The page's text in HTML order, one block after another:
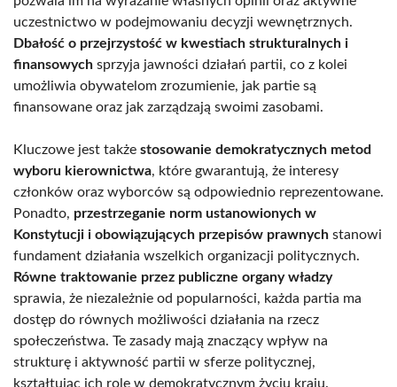
uczestnictwo w podejmowaniu decyzji wewnętrznych.
Dbałość o przejrzystość w kwestiach strukturalnych i
finansowych sprzyja jawności działań partii, co z kolei
umożliwia obywatelom zrozumienie, jak partie są
finansowane oraz jak zarządzają swoimi zasobami.
Kluczowe jest także stosowanie demokratycznych metod
wyboru kierownictwa, które gwarantują, że interesy
członków oraz wyborców są odpowiednio reprezentowane.
Ponadto, przestrzeganie norm ustanowionych w
Konstytucji i obowiązujących przepisów prawnych stanowi
fundament działania wszelkich organizacji politycznych.
Równe traktowanie przez publiczne organy władzy
sprawia, że niezależnie od popularności, każda partia ma
dostęp do równych możliwości działania na rzecz
społeczeństwa. Te zasady mają znaczący wpływ na
strukturę i aktywność partii w sferze politycznej,
kształtując ich rolę w demokratycznym życiu kraju.